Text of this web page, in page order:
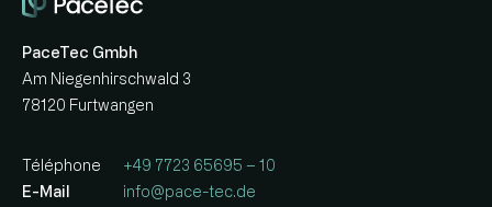
PaceTec Gmbh
Am Niegenhirschwald 3
78120 Furtwangen
Téléphone
E-Mail
+49 7723 65695 – 10
info@pace-tec.de